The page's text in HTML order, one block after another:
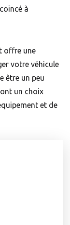
à
offre une
votre véhicule
être un peu
un choix
et de